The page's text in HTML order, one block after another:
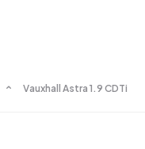
Vauxhall Astra 1.9 CDTi